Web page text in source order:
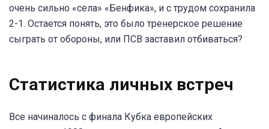
очень сильно «села» «Бенфика», и с трудом сохранила
2-1. Остается понять, это было тренерское решение
сыграть от обороны, или ПСВ заставил отбиваться?
Статистика личных встреч
Все начиналось с финала Кубка европейских